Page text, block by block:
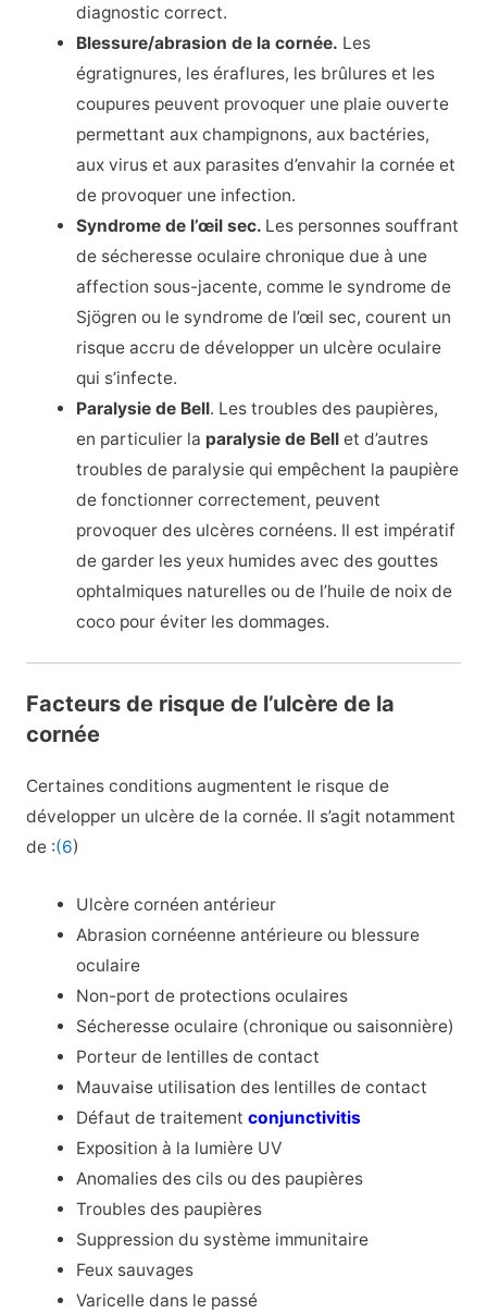
diagnostic correct.
Blessure/abrasion de la cornée. Les
égratignures, les éraflures, les brûlures et les
coupures peuvent provoquer une plaie ouverte
permettant aux champignons, aux bactéries,
aux virus et aux parasites d’envahir la cornée et
de provoquer une infection.
Syndrome de l’œil sec. Les personnes souffrant
de sécheresse oculaire chronique due à une
affection sous-jacente, comme le syndrome de
Sjögren ou le syndrome de l’œil sec, courent un
risque accru de développer un ulcère oculaire
qui s’infecte.
Paralysie de Bell. Les troubles des paupières,
en particulier la paralysie de Bell et d’autres
troubles de paralysie qui empêchent la paupière
de fonctionner correctement, peuvent
provoquer des ulcères cornéens. Il est impératif
de garder les yeux humides avec des gouttes
ophtalmiques naturelles ou de l’huile de noix de
coco pour éviter les dommages.
Facteurs de risque de l’ulcère de la
cornée
Certaines conditions augmentent le risque de
développer un ulcère de la cornée. Il s’agit notamment
de :(6)
Ulcère cornéen antérieur
Abrasion cornéenne antérieure ou blessure
oculaire
Non-port de protections oculaires
Sécheresse oculaire (chronique ou saisonnière)
Porteur de lentilles de contact
Mauvaise utilisation des lentilles de contact
Défaut de traitementconjunctivitis
Exposition à la lumière UV
Anomalies des cils ou des paupières
Troubles des paupières
Suppression du système immunitaire
Feux sauvages
Varicelle dans le passé